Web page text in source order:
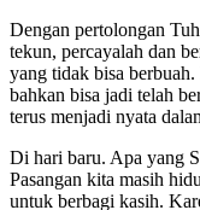
Dengan pertolongan
tekun, percayalah dan
yang tidak bisa
bahkan bisa jadi telah
terus menjadi nyata
Di hari baru. Apa yang
Pasangan kita masih
untuk berbagi kasih.